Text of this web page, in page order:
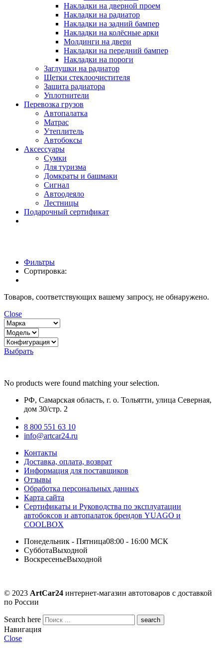
Накладки на дверной проем
Накладки на радиатор
Накладки на задний бампер
Накладки на колёсные арки
Молдинги на двери
Накладки на передний бампер
Накладки на пороги
Заглушки на радиатор
Щетки стеклоочистителя
Защита радиатора
Уплотнители
Перевозка грузов
Автопалатка
Матрас
Утеплитель
Автобоксы
Аксессуары
Сумки
Для туризма
Домкраты и башмаки
Сигнал
Автоодеяло
Лестницы
Подарочный сертификат
Фильтры
Сортировка:
Товаров, соответствующих вашему запросу, не обнаружено.
Close
Выбрать
No products were found matching your selection.
РФ, Самарская область, г. о. Тольятти, улица Северная,
дом 30/стр. 2
8 800 551 63 10
info@artcar24.ru
Контакты
Доставка, оплата, возврат
Информация для поставщиков
Отзывы
Обработка персональных данных
Карта сайта
Сертификаты и Руководства по эксплуатации
автобоксов и автопалаток брендов YUAGO и
COOLBOX
Понедельник - Пятница08:00 - 16:00 МСК
СубботаВыходной
ВоскресеньеВыходной
© 2023 ArtCar24 интернет-магазин автотоваров с доставкой
по России
Search here
Навигация
Close